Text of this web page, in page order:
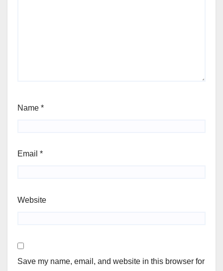
Name *
Email *
Website
Save my name, email, and website in this browser for